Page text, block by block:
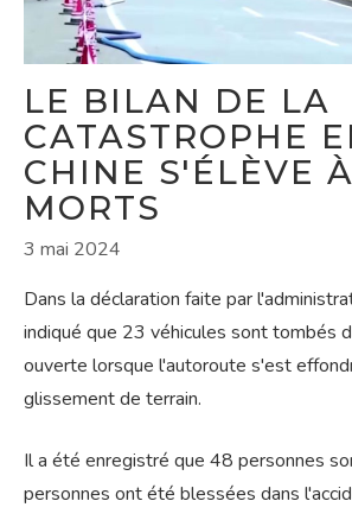
LE BILAN DE LA
CATASTROPHE
CHINE S'ÉLÈVE
MORTS
3 mai 2024
Dans la déclaration faite par
indiqué que 23 véhicules sont tombés
ouverte lorsque l'autoroute s'est
glissement de terrain.
Il a été enregistré que 48 personnes
personnes ont été blessées dans